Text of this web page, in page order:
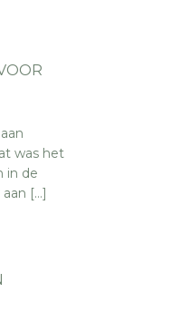
was het
in de
[…]